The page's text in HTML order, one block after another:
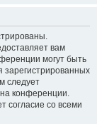
вам
могут быть
зарегистрированных
следует
конференции.
согласие со всеми